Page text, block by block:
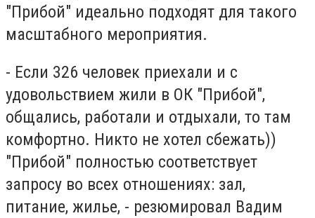
"Прибой" идеально подходят для такого
масштабного мероприятия.
- Если 326 человек приехали и с
удовольствием жили в ОК "Прибой",
общались, работали и отдыхали, то там
комфортно. Никто не хотел сбежать))
"Прибой" полностью соответствует
запросу во всех отношениях: зал,
питание, жилье, - резюмировал Вадим